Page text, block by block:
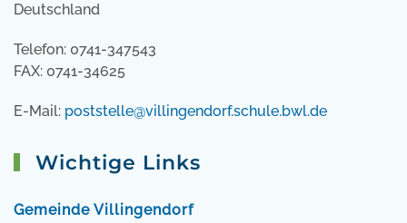
Deutschland
Telefon: 0741-347543
FAX: 0741-34625
E-Mail: poststelle@villingendorf.schule.bwl.de
Wichtige Links
Gemeinde Villingendorf